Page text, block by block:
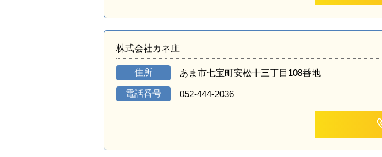
株式会社カネ庄
住所 あま市七宝町安松十三丁目108番地
電話番号 052-444-2036